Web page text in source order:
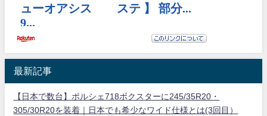
最新記事
【日本で数台】ポルシェ718ボクスターに245/35R20・
305/30R20を装着｜日本でも希少なワイド仕様とは(3回目）